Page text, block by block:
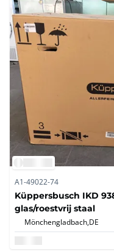
A1-49022-74
Küppersbusch IKD
glas/roestvrij staal
Mönchengladbach,DE